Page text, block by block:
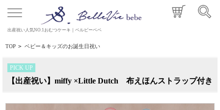
出産祝い人気NO.1おむつケーキ｜ベルビーベベ
TOP > ベビー＆キッズのお誕生日祝い
PICK UP
【出産祝い】miffy ×Little Dutch 布えほんストラップ付き